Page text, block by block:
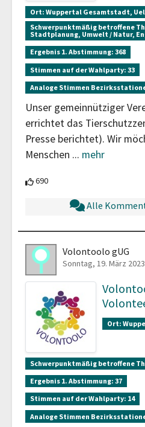
Ort: Wuppertal Gesamtstadt,
Schwerpunktmäßig betroffene
Stadtplanung, Umwelt / Natur,
Ergebnis 1. Abstimmung: 368
Stimmen auf der Wahlparty: 33
Analoge Stimmen
Unser gemeinnütziger
errichtet das
Presse berichtet). Wir
Menschen ... mehr
690690 Teilnehmende
Alle
Volontoolo gUG
Sonntag, 19. März
Ort:
Schwerpunktmäßig betroffene
Ergebnis 1. Abstimmung: 37
Stimmen auf der Wahlparty: 14
Analoge Stimmen